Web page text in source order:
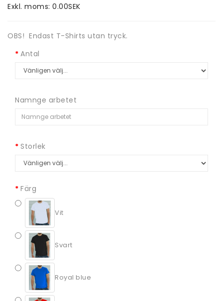
Exkl. moms: 0.00SEK
OBS! Endast T-Shirts utan tryck.
Antal
Namnge arbetet
Storlek
Färg
Vit
Svart
Royal blue